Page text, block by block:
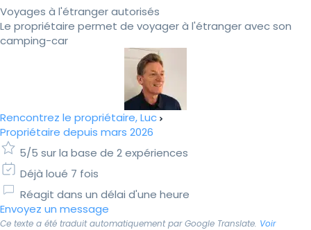
Voyages à l'étranger autorisés
Le propriétaire permet de voyager à l'étranger avec son
camping-car
Rencontrez le propriétaire, Luc
Propriétaire depuis mars 2026
5/5 sur la base de 2 expériences
Déjà loué 7 fois
Réagit dans un délai d'une heure
Envoyez un message
Ce texte a été traduit automatiquement par Google Translate. Voir